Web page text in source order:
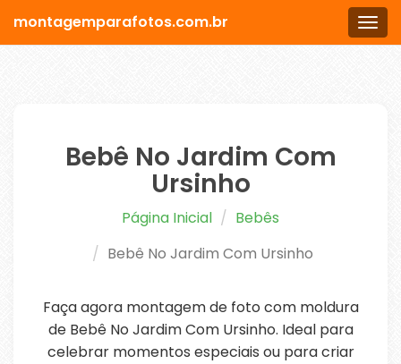
Menu
montagemparafotos.com.br
Bebê No Jardim Com
Ursinho
Página Inicial
Bebês
Bebê No Jardim Com Ursinho
Faça agora montagem de foto com moldura
de Bebê No Jardim Com Ursinho. Ideal para
celebrar momentos especiais ou para criar